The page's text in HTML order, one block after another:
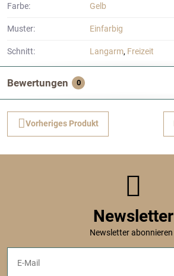
Farbe: Gelb
Muster: Einfarbig
Schnitt: Langarm, Freizeit
Bewertungen 0
Vorheriges Produkt
Newsletter
Newsletter abonnieren